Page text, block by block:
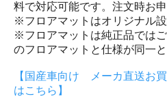
料で対応可能です。注文時お
※フロアマットはオリジナル設
※フロアマットは純正品では
のフロアマットと仕様が同一と
【国産車向け メーカ直送お
はこちら】